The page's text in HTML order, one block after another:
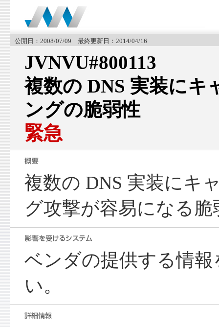
公開日：2008/07/09 最終更新日：2014/04/16
JVNVU#800113
複数の DNS 実装にキ
ングの脆弱性
緊急
複数の DNS 実装にキ
グ攻撃が容易になる
ベンダの提供する情
い。